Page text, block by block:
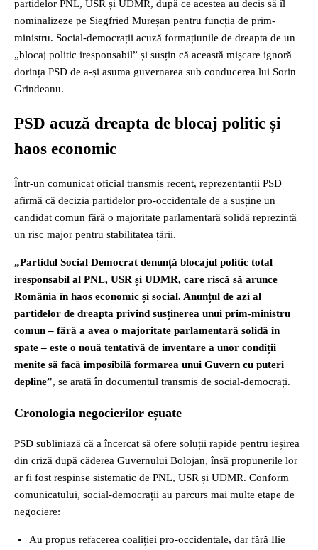
partidelor PNL, USR și UDMR, după ce acestea au decis să îl
nominalizeze pe Siegfried Mureșan pentru funcția de prim-
ministru. Social-democrații acuză formațiunile de dreapta de un
„blocaj politic iresponsabil” și susțin că această mișcare ignoră
dorința PSD de a-și asuma guvernarea sub conducerea lui Sorin
Grindeanu.
PSD acuză dreapta de blocaj politic și
haos economic
Într-un comunicat oficial transmis recent, reprezentanții PSD
afirmă că decizia partidelor pro-occidentale de a susține un
candidat comun fără o majoritate parlamentară solidă reprezintă
un risc major pentru stabilitatea țării.
„Partidul Social Democrat denunță blocajul politic total
iresponsabil al PNL, USR și UDMR, care riscă să arunce
România în haos economic și social. Anunțul de azi al
partidelor de dreapta privind susținerea unui prim-ministru
comun – fără a avea o majoritate parlamentară solidă în
spate – este o nouă tentativă de inventare a unor condiții
menite să facă imposibilă formarea unui Guvern cu puteri
depline”, se arată în documentul transmis de social-democrați.
Cronologia negocierilor eșuate
PSD subliniază că a încercat să ofere soluții rapide pentru ieșirea
din criză după căderea Guvernului Bolojan, însă propunerile lor
ar fi fost respinse sistematic de PNL, USR și UDMR. Conform
comunicatului, social-democrații au parcurs mai multe etape de
negociere:
Au propus refacerea coaliției pro-occidentale, dar fără Ilie